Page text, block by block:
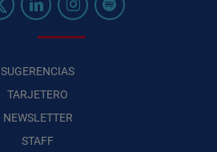
SUGERENCIAS
TARJETERO
NEWSLETTER
STAFF